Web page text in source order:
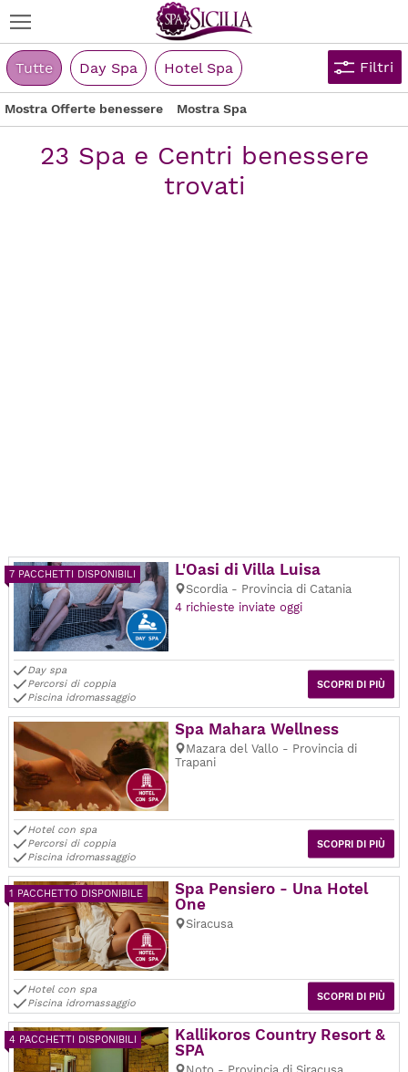
Mostra Offerte benessere Mostra Spa
23 Spa e Centri benessere
trovati
7 PACCHETTI DISPONIBILI L'Oasi di Villa Luisa
Scordia - Provincia di Catania
4 richieste inviate oggi
SCOPRI DI PIÙ
Day spa
Percorsi di coppia
Piscina idromassaggio
Spa Mahara Wellness
Mazara del Vallo - Provincia di
Trapani
SCOPRI DI PIÙ
Hotel con spa
Percorsi di coppia
Piscina idromassaggio
1 PACCHETTO DISPONIBILE
Spa Pensiero - Una Hotel
One
Siracusa
SCOPRI DI PIÙ
Hotel con spa
Piscina idromassaggio
4 PACCHETTI DISPONIBILI
Kallikoros Country Resort &
SPA
Tutte Day Spa Hotel Spa Filtri